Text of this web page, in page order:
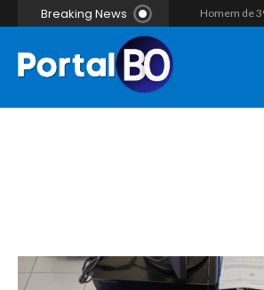
Breaking News